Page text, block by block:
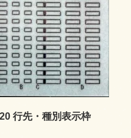
行先・種別表示枠